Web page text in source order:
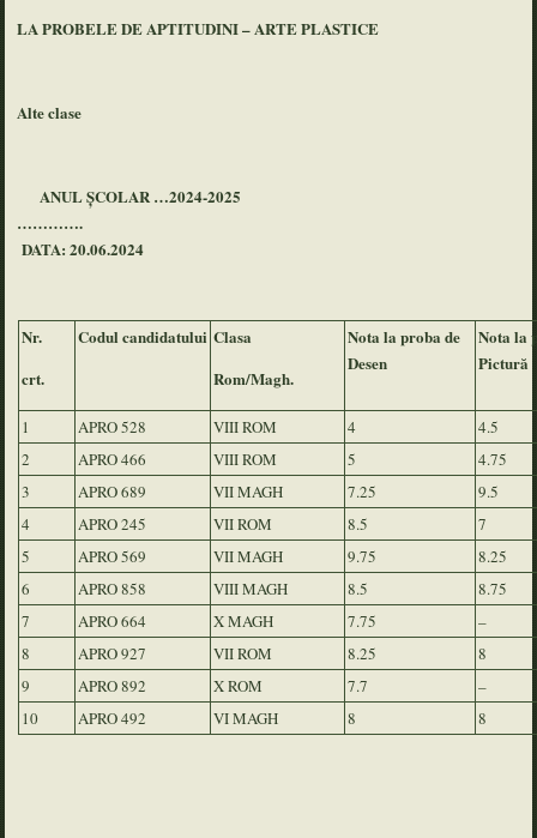
LA PROBELE DE APTITUDINI – ARTE PLASTICE
Alte clase
ANUL ȘCOLAR …2024-2025
………….
DATA: 20.06.2024
Nr.
crt.
Codul candidatului Clasa
Rom/Magh.
Nota la proba de
Desen
Nota la
Pictură
1 APRO 528 VIII ROM 4
4.5
2
APRO 466 VIII ROM 5
4.75
3
APRO 689 VII MAGH 7.25
9.5
4
APRO 245 VII ROM 8.5
7
5
APRO 569 VII MAGH 9.75
8.25
6
APRO 858 VIII MAGH 8.5
8.75
7
APRO 664 X MAGH 7.75
–
8
APRO 927 VII ROM 8.25
8
9
APRO 892 X ROM 7.7
–
10
APRO 492 VI MAGH 8 8